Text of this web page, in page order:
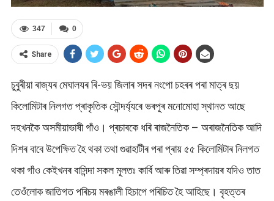
0
347
Share
চুবুৰীয়া ৰাজ্যৰ মেঘালযৰ ৰি-ভয় জিলাৰ সদৰ নংপো চহৰৰ পৰা মাত্ৰ ছয়
কিলোমিটাৰ নিলগত প্ৰাকৃতিক সৌন্দৰ্য্যৰে ভৰপূৰ মনোমোহা স্থানত আছে
দহখনকৈ অসমীয়াভাষী গাঁও। প্ৰচাৰকে ধৰি ৰাজনৈতিক – অৰাজনৈতিক আদি
দিশৰ বাবে উপেক্ষিত হৈ থকা তথা গুৱাহাটীৰ পৰা প্ৰায় ৫৫ কিলোমিটাৰ নিলগত
থকা গাঁও কেইখনৰ বাসিন্দা সকল মূলতঃ কাৰ্বি আৰু তিৱা সম্প্ৰদায়ৰ যদিও তাত
তেওঁলোক জাতিগত পৰিচয় মৰঙালী হিচাপে পৰিচিত হৈ আহিছে। বৃহত্তৰ